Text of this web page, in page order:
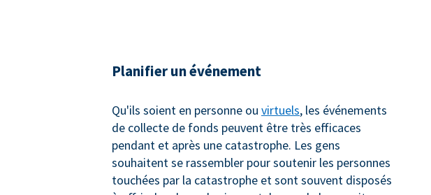
Planifier un événement
Qu'ils soient en personne ou virtuels, les événements
de collecte de fonds peuvent être très efficaces
pendant et après une catastrophe. Les gens
souhaitent se rassembler pour soutenir les personnes
touchées par la catastrophe et sont souvent disposés